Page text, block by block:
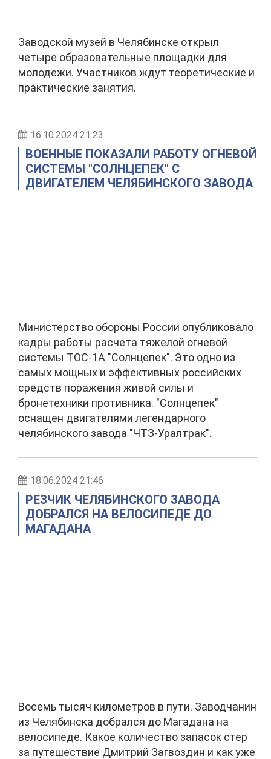
Заводской музей в Челябинске открыл
четыре образовательные площадки для
молодежи. Участников ждут теоретические и
практические занятия.
16.10.2024 21:23
ВОЕННЫЕ ПОКАЗАЛИ РАБОТУ ОГНЕВОЙ
СИСТЕМЫ "СОЛНЦЕПЕК" С
ДВИГАТЕЛЕМ ЧЕЛЯБИНСКОГО ЗАВОДА
Министерство обороны России опубликовало
кадры работы расчета тяжелой огневой
системы ТОС-1А "Солнцепек". Это одно из
самых мощных и эффективных российских
средств поражения живой силы и
бронетехники противника. "Солнцепек"
оснащен двигателями легендарного
челябинского завода "ЧТЗ-Уралтрак".
18.06.2024 21:46
РЕЗЧИК ЧЕЛЯБИНСКОГО ЗАВОДА
ДОБРАЛСЯ НА ВЕЛОСИПЕДЕ ДО
МАГАДАНА
Восемь тысяч километров в пути. Заводчанин
из Челябинска добрался до Магадана на
велосипеде. Какое количество запасок стер
за путешествие Дмитрий Загвоздин и как уже